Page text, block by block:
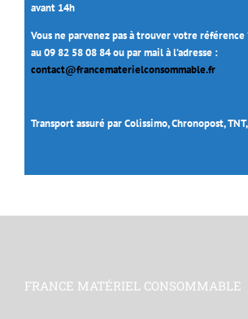
avant 14h
Vous ne parvenez pas à trouver votre référence
au 09 82 58 08 84 ou par mail à l’adresse :
contact@francematerielconsommable.fr
Transport assuré par Colissimo, Chronopost, TNT,
FRANCE MATÉRIEL CONSOMMABLE